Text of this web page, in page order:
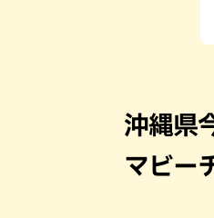
沖縄県
マビー